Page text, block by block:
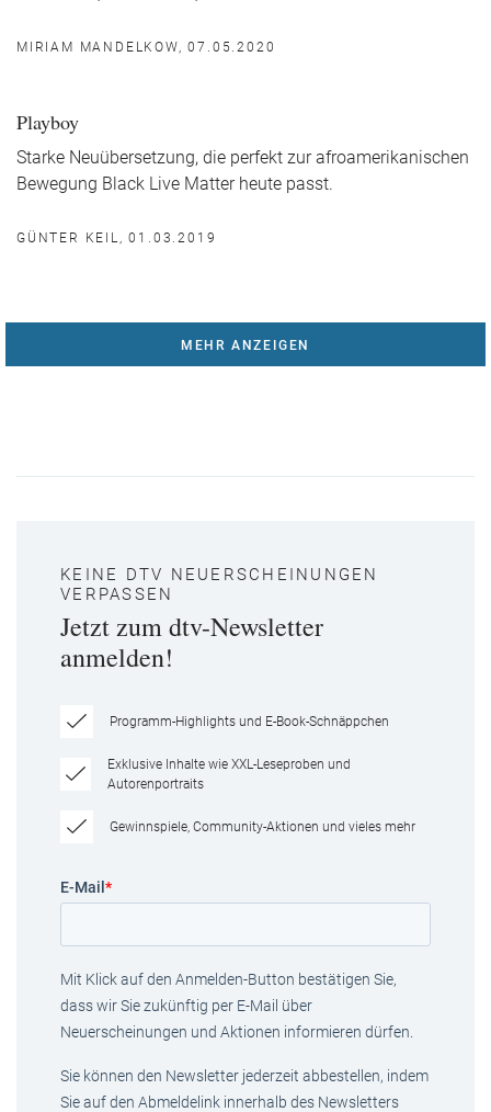
MIRIAM MANDELKOW, 07.05.2020
Playboy
Starke Neuübersetzung, die perfekt zur afroamerikanischen
Bewegung Black Live Matter heute passt.
GÜNTER KEIL, 01.03.2019
MEHR ANZEIGEN
KEINE DTV NEUERSCHEINUNGEN
VERPASSEN
Jetzt zum dtv-Newsletter
anmelden!
Programm-Highlights und E-Book-Schnäppchen
Exklusive Inhalte wie XXL-Leseproben und
Autorenportraits
Gewinnspiele, Community-Aktionen und vieles mehr
E-Mail *
Mit Klick auf den Anmelden-Button bestätigen Sie,
dass wir Sie zukünftig per E-Mail über
Neuerscheinungen und Aktionen informieren dürfen.
Sie können den Newsletter jederzeit abbestellen, indem
Sie auf den Abmeldelink innerhalb des Newsletters